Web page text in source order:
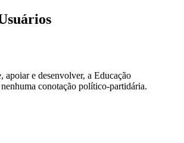
apoiar e desenvolver, a Educação
conotação político-partidária.